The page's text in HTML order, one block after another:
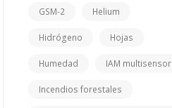
GSM-2 Helium
Hidrógeno Hojas
Humedad IAM multisensor
Incendios forestales